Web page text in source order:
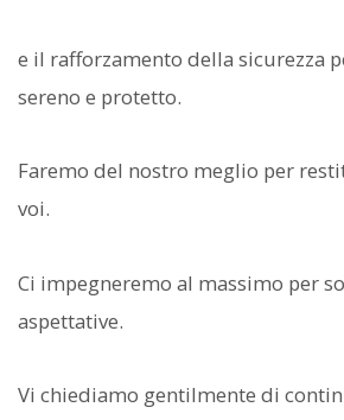
e il rafforzamento della sicurezza
sereno e protetto.
Faremo del nostro meglio per
voi.
Ci impegneremo al massimo per
aspettative.
Vi chiediamo gentilmente di